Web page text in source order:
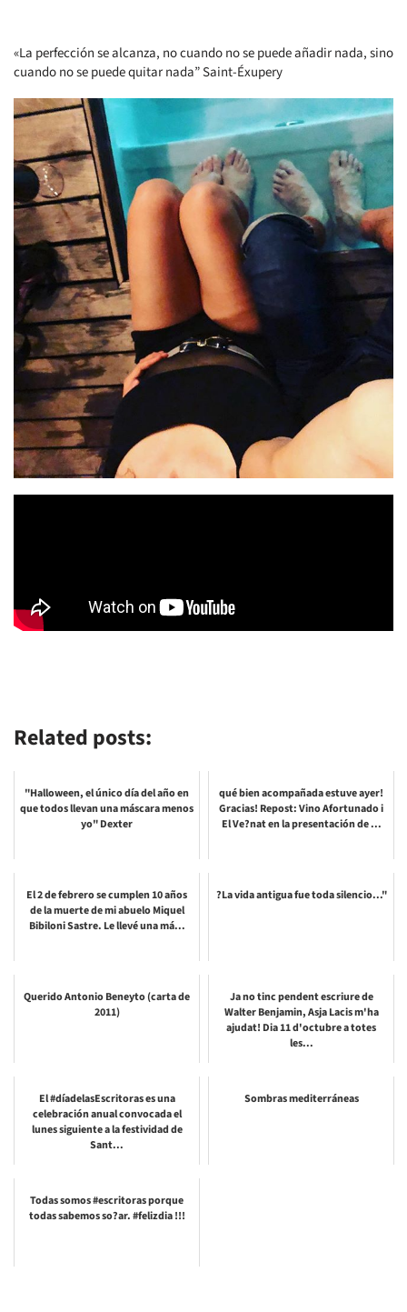
«La perfección se alcanza, no cuando no se puede añadir nada, sino
cuando no se puede quitar nada” Saint-Éxupery
Related posts:
"Halloween, el único día del año en
que todos llevan una máscara menos
yo" Dexter
qué bien acompañada estuve ayer!
Gracias! Repost: Vino Afortunado i
El Ve?nat en la presentación de ...
El 2 de febrero se cumplen 10 años
de la muerte de mi abuelo Miquel
Bibiloni Sastre. Le llevé una má...
?La vida antigua fue toda silencio..."
Querido Antonio Beneyto (carta de
2011)
Ja no tinc pendent escriure de
Walter Benjamin, Asja Lacis m'ha
ajudat! Dia 11 d'octubre a totes
les...
El #díadelasEscritoras es una
celebración anual convocada el
lunes siguiente a la festividad de
Sant...
Sombras mediterráneas
Todas somos #escritoras porque
todas sabemos so?ar. #felizdia !!!